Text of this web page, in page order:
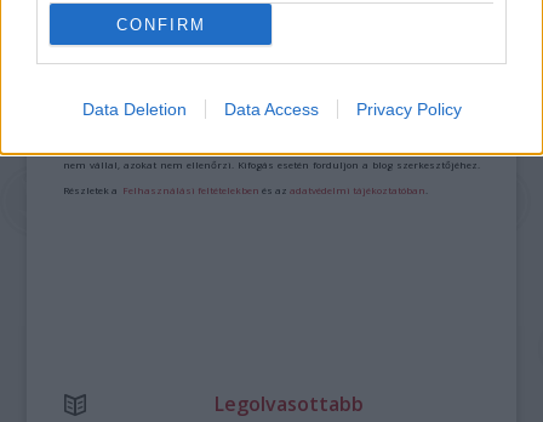
CONFIRM
Data Deletion Data Access Privacy Policy
A bejegyzés trackback címe:
https://kulturpart.hu/api/trackback/id/7915750
A hozzászólások avonatkozó jogszabályokértelmében felhasználói tartalomnak
nem vállal, azokat nem ellenőrzi. Kifogás esetén forduljon a blog szerkesztőjéhez.
Részletek a Felhasználási feltételekben és azadatvédelmi tájékoztatóban
Legolvasottabb